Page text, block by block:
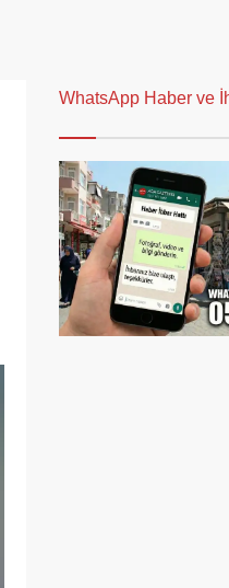
WhatsApp Haber ve